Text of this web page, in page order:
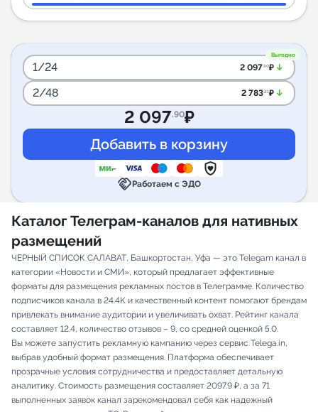
Выгодно
1/24 2 097.90₽ arrow_downward_alt
2/48 2 783.21₽ arrow_downward_alt
2 097.90₽
handshakeРаботаем с ЭДО
Каталог Телеграм-каналов для нативных
размещений
ЧЕРНЫЙ СПИСОК САЛАВАТ, Башкортостан, Уфа — это Telegam канал в
категории «Новости и СМИ», который предлагает эффективные
форматы для размещения рекламных постов в Телеграмме. Количество
подписчиков канала в 24.4K и качественный контент помогают брендам
привлекать внимание аудитории и увеличивать охват. Рейтинг канала
составляет 12.4, количество отзывов – 9, со средней оценкой 5.0.
Вы можете запустить рекламную кампанию через сервис Telega.in,
выбрав удобный формат размещения. Платформа обеспечивает
прозрачные условия сотрудничества и предоставляет детальную
аналитику. Стоимость размещения составляет 2097.9 ₽, а за 71
выполненных заявок канал зарекомендовал себя как надежный